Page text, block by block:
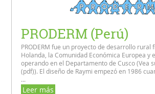
PRODERM (Perú)
PRODERM fue un proyecto de desarrollo rural
Holanda, la Comunidad Económica Europea y
operando en el Departamento de Cusco (Vea
(pdf)). El diseño de Raymi empezó en 1986
...
Leer más